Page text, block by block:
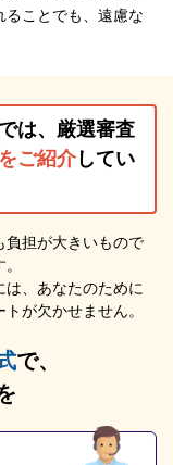
ることでも、遠慮な
は、厳選審査
ご紹介してい
負担が大きいもので
、あなたのために
が欠かせません。
で、